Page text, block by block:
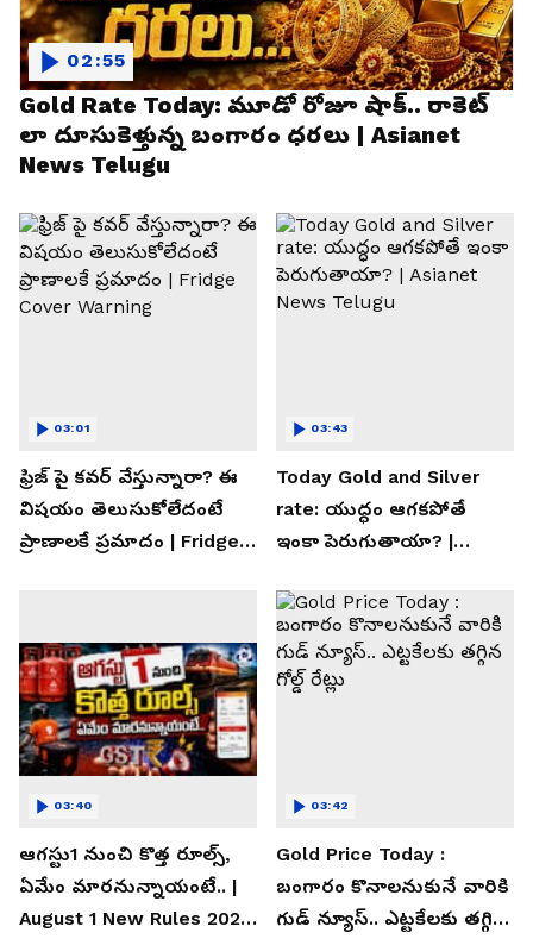
Gold Rate Today: మూడో రోజూ షాక్.. రాకెట్
లా దూసుకెళ్తున్న బంగారం ధరలు | Asianet
News Telugu
02:55
ఫ్రిజ్ పై కవర్ వేస్తున్నారా? ఈ
విషయం తెలుసుకోలేదంటే
ప్రాణాలకే ప్రమాదం | Fridge
03:01
Today Gold and Silver
rate: యుద్ధం ఆగకపోతే
ఇంకా పెరుగుతాయా? |
03:43
ఆగస్టు1 నుంచి కొత్త రూల్స్,
ఏమేం మారనున్నాయంటే.. |
August 1 New Rules 2026
03:40
Gold Price Today :
బంగారం కొనాలనుకునే వారికి
గుడ్ న్యూస్.. ఎట్టకేలకు తగ్గిన
03:42